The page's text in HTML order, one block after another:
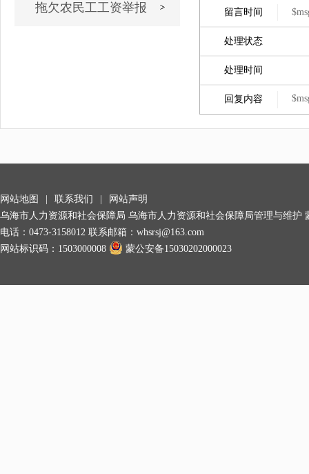
拖欠农民工工资举报 留言时间
处理状态
处理时间
回复内容
网站地图 联系我们
网站声明
乌海市人力资源和社会保障局 乌海市人力资源和社会保障局管理与维护
电话：0473-3158012 联系邮箱：whsrsj@163.com
网站标识码：1503000008
蒙公安备15030202000023